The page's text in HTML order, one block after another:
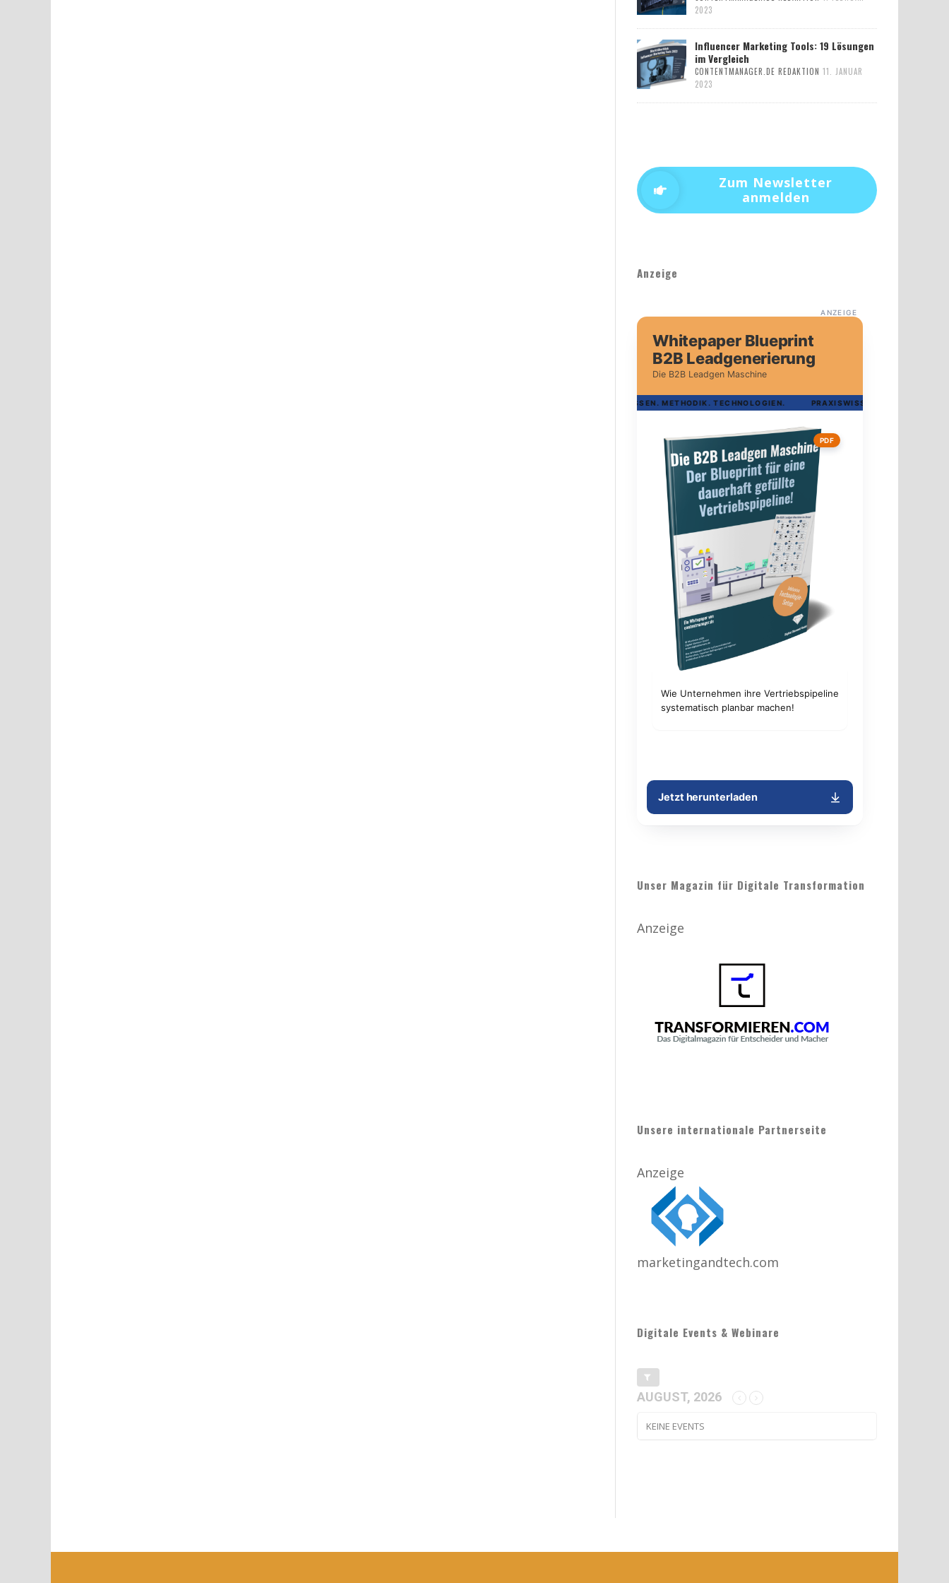
2023
Influencer Marketing Tools: 19 Lösungen
im Vergleich
CONTENTMANAGER.DE REDAKTION 11. JANUAR
2023
Zum Newsletter
anmelden
Anzeige
Unser Magazin für Digitale Transformation
Anzeige
Unsere internationale Partnerseite
Anzeige
marketingandtech.com
Digitale Events & Webinare
AUGUST, 2026
KEINE EVENTS